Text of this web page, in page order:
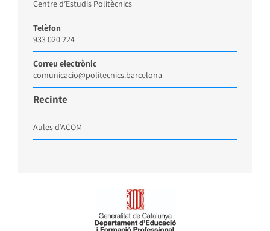
Recinte
Aules d’ACOM
Centre d’Estudis Politècnics
Telèfon
933 020 224
Correu electrònic
comunicacio@politecnics.barcelona